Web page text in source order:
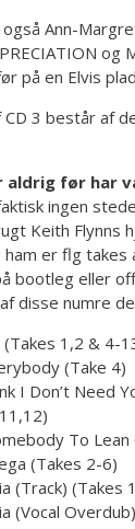
Ann-
og
på en Elvis
CD 3 består af
aldrig før har
ingen
Keith Flynns
er flg takes
bootleg eller
disse numre
1,2 & 4-
(Take 4)
I Don’t Need
To
(Takes 2-6)
(Track) (Takes
(Vocal